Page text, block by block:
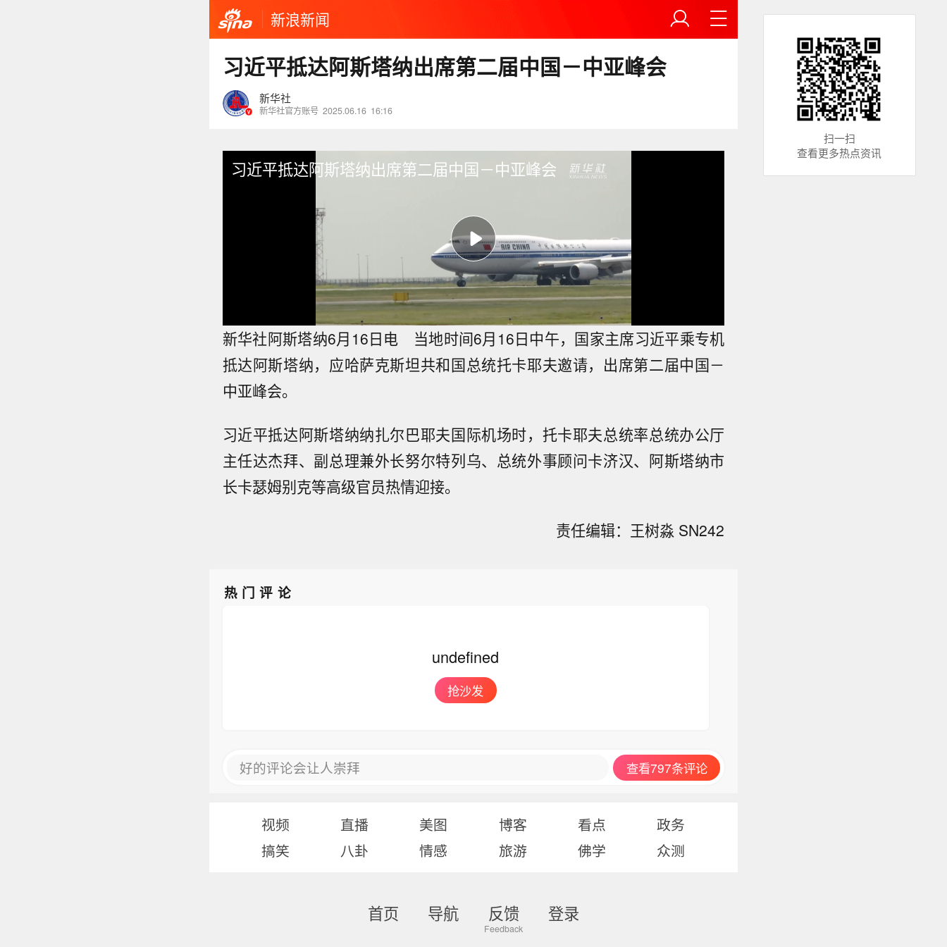
新浪新闻
习近平抵达阿斯塔纳出席第二届中国－中亚峰会
新华社
新华社官方账号 2025.06.16 16:16
习近平抵达阿斯塔纳出席第二届中国－中亚峰会
新华社阿斯塔纳6月16日电 当地时间6月16日中午，国家主席习近平乘专机
抵达阿斯塔纳，应哈萨克斯坦共和国总统托卡耶夫邀请，出席第二届中国－
中亚峰会。
习近平抵达阿斯塔纳纳扎尔巴耶夫国际机场时，托卡耶夫总统率总统办公厅
主任达杰拜、副总理兼外长努尔特列乌、总统外事顾问卡济汉、阿斯塔纳市
长卡瑟姆别克等高级官员热情迎接。
责任编辑：王树淼 SN242
热门评论
undefined
抢沙发
好的评论会让人崇拜 查看797条评论
视频 直播 美图 博客 看点
政务
搞笑
八卦 情感 旅游 佛学 众测
首页 导航 反馈 登录
扫一扫
查看更多热点资讯